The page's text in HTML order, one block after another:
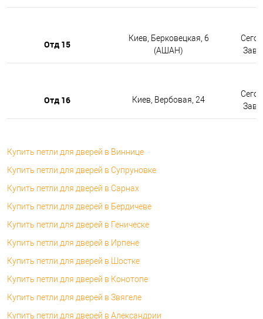
Отд 15
Киев, Берковецкая, 6
(АШАН)
Отд 16 Киев, Вербовая, 24
Купить петли для дверей в Виннице
Купить петли для дверей в Супруновке
Купить петли для дверей в Сарнах
Купить петли для дверей в Бердичеве
Купить петли для дверей в Геническе
Купить петли для дверей в Ирпене
Купить петли для дверей в Шостке
Купить петли для дверей в Конотопе
Купить петли для дверей в Звягеле
Купить петли для дверей в Александрии